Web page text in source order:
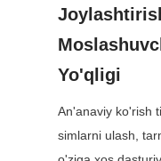
Yo'qligi
An'anaviy ko'rish
simlarni ulash,